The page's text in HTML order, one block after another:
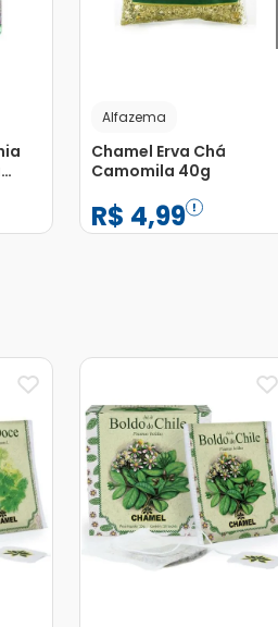
Alfazema
Chamel Erva Chá
Camomila 40g
R$ 4,99